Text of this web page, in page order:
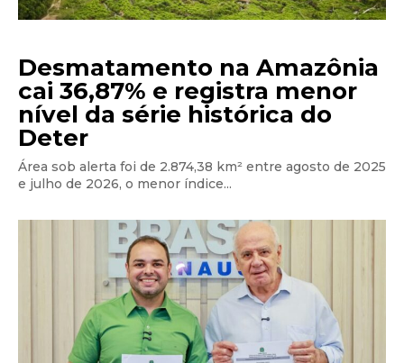
Desmatamento na Amazônia
cai 36,87% e registra menor
nível da série histórica do
Deter
Área sob alerta foi de 2.874,38 km² entre agosto de 2025
e julho de 2026, o menor índice...